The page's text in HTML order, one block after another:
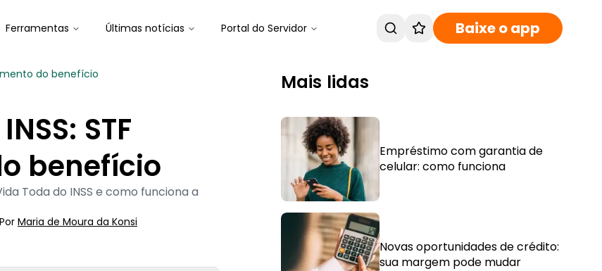
Ferramentas Últimas notícias Portal do Servidor Baixe o app
do benefício
STF
benefício
Toda do INSS e como funciona a
Por Maria de Moura da Konsi
Mais lidas
Empréstimo com garantia de
celular: como funciona
Novas oportunidades de crédito:
sua margem pode mudar